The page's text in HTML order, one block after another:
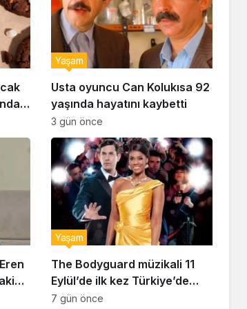
Usta oyuncu Can Kolukısa 92
yaşında hayatını kaybetti
Yaşam
3 gün önce
The Bodyguard müzikali 11
Eylül’de ilk kez Türkiye’de
sahnelenecek
Yaşam
7 gün önce